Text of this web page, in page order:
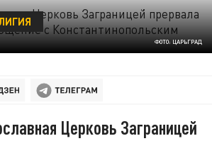
ФОТО: ЦАРЬГРАД
Церковь Заграницей